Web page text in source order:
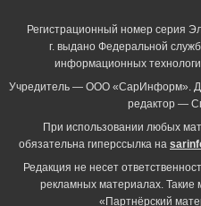
Регистрационный номер серия
г. выдано Федеральной
информационных
Учредитель — ООО «СарИнформ».
редактор —
При использовании любых
обязательна гиперссылка на
Редакция не несет
рекламных материалах. Такие
«Партнёрский